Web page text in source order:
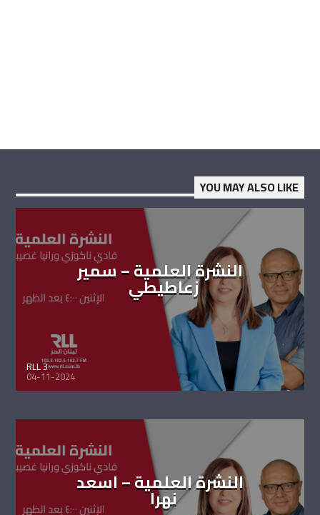
YOU MAY ALSO LIKE
النشرة العلمية – سمير
زعاطيطي
RLL 3
04-11-2024
النشرة العلمية – اسعد
نهرا